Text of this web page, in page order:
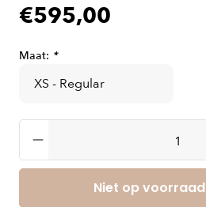
€595,00
Maat: *
Niet op voorraad